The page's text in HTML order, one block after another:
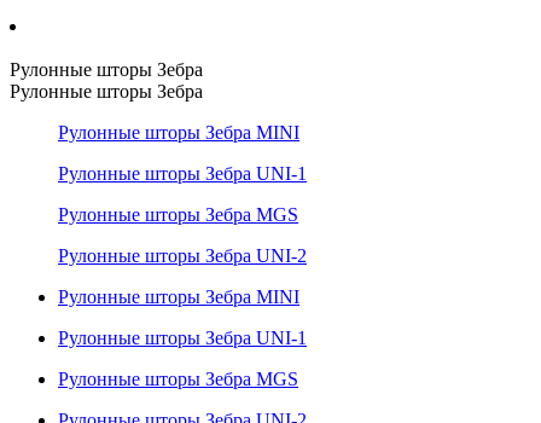
Рулонные шторы Зебра
Рулонные шторы Зебра
Рулонные шторы Зебра MINI
Рулонные шторы Зебра UNI-1
Рулонные шторы Зебра MGS
Рулонные шторы Зебра UNI-2
Рулонные шторы Зебра MINI
Рулонные шторы Зебра UNI-1
Рулонные шторы Зебра MGS